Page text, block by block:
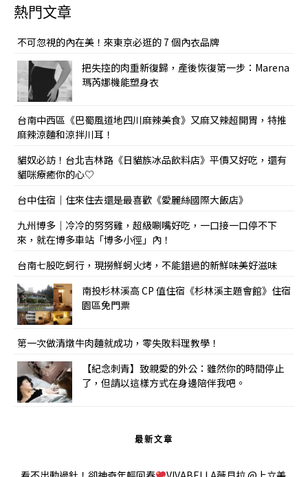
熱門文章
不可忽視的內在美！來東京必逛的 7 個內衣品牌
把失控的肉重新復歸，產後恢復第一步：Marena
瑪芮娜機能塑身衣
台南中西區《巴蜀風道地四川麻辣美食》又麻又辣超開胃，特推
麻辣涼麵和涼拌川耳！
貓奴必訪！台北吉林路《日貓族冰品飲料店》平價又好吃，還有
貓咪療癒你的心♡
台中住宿｜住來住去還是最喜歡《愛麗絲國際大飯店》
九州博多｜冷冷的努努雞，超級唰嘴好吃，一口接一口停不下
來，就在博多車站「博多小徑」內！
台南七股吃蚵行，現撈鮮蚵火烤，不能錯過的新鮮味美好滋味
南投杉林溪高 CP 值住宿《杉林溪主題會館》住宿
園區免門票
第一次做清燉牛肉麵就成功，零失敗料理教學！
【紀念刺青】致親愛的外公：雖然你的時間停止
了，但請以這樣方式在身邊陪伴我吧。
最新文章